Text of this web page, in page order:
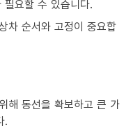
필요할 수 있습니다.
차 순서와 고정이 중요합
해 동선을 확보하고 큰 가
.